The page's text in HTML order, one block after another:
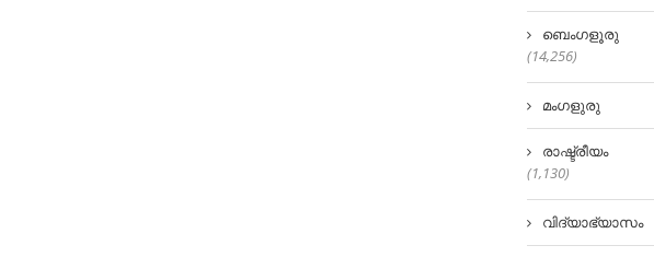
ബെംഗളൂരു
(14,256)
മംഗളുരു
രാഷ്ട്രീയം
(1,130)
വിദ്യാഭ്യാസം